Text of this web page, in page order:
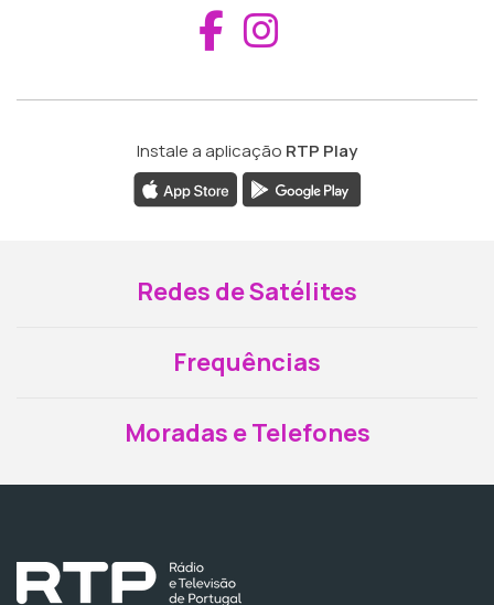
Aceder ao
Instale a aplicação RTP Play
Redes de Satélites
Frequências
Moradas e Telefones